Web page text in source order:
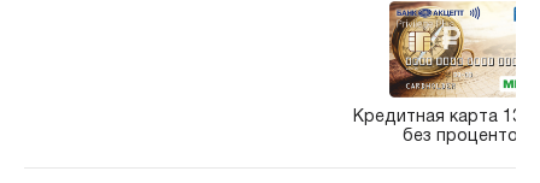
Кредитная карта 130
без процентов